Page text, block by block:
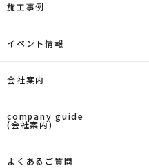
施工事例
イベント情報
会社案内
company guide
(会社案内)
よくあるご質問